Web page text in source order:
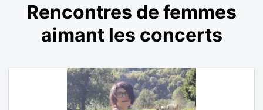
Rencontres de femmes
aimant les concerts